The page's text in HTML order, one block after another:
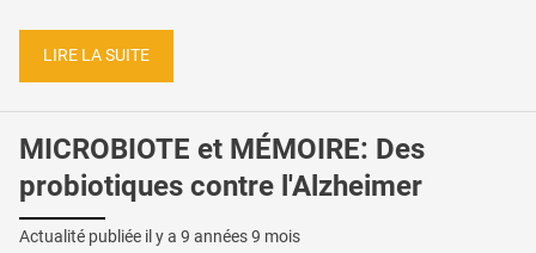
LIRE LA SUITE
MICROBIOTE et MÉMOIRE: Des
probiotiques contre l'Alzheimer
Actualité publiée il y a 9 années 9 mois